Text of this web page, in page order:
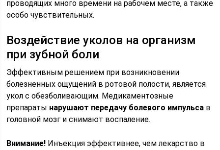
проводящих много времени на рабочем месте, а также
особо чувствительных.
Воздействие уколов на организм
при зубной боли
Эффективным решением при возникновении
болезненных ощущений в ротовой полости, является
укол с обезболивающим. Медикаментозные
препараты нарушают передачу болевого импульса в
головной мозг и снимают воспаление.
Внимание! Инъекция эффективнее, чем лекарство в